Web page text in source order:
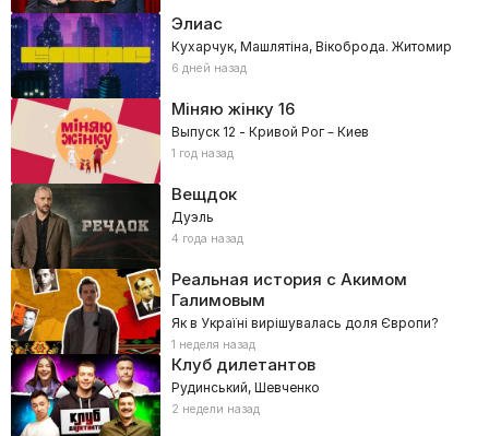
Элиас
Кухарчук, Машлятіна, Вікоброда. Житомир
6 дней назад
Міняю жінку16
Выпуск 12 - Кривой Рог – Киев
1 год назад
Вещдок
Дуэль
4 года назад
Реальная история с Акимом
Галимовым
Як в Україні вирішувалась доля Європи?
1 неделя назад
Клуб дилетантов
Рудинський, Шевченко
2 недели назад